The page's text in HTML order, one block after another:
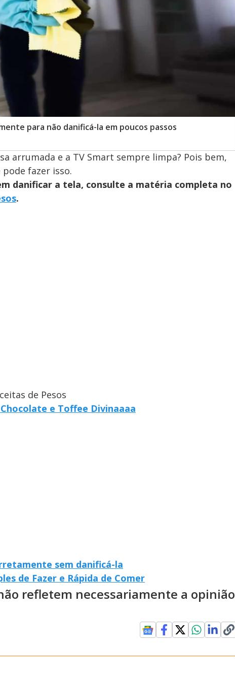
para não danificá-la em poucos passos
arrumada e a TV Smart sempre limpa? Pois bem,
fazer isso.
danificar a tela, consulte a matéria completa no
.
de Pesos
e Toffee Divinaaaa
sem danificá-la
de Fazer e Rápida de Comer
refletem necessariamente a opinião